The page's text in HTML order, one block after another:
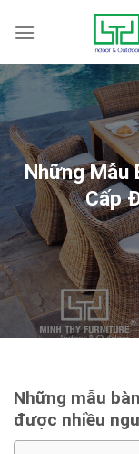
Những Mẫu
Cấp
Những mẫu
được nhiều